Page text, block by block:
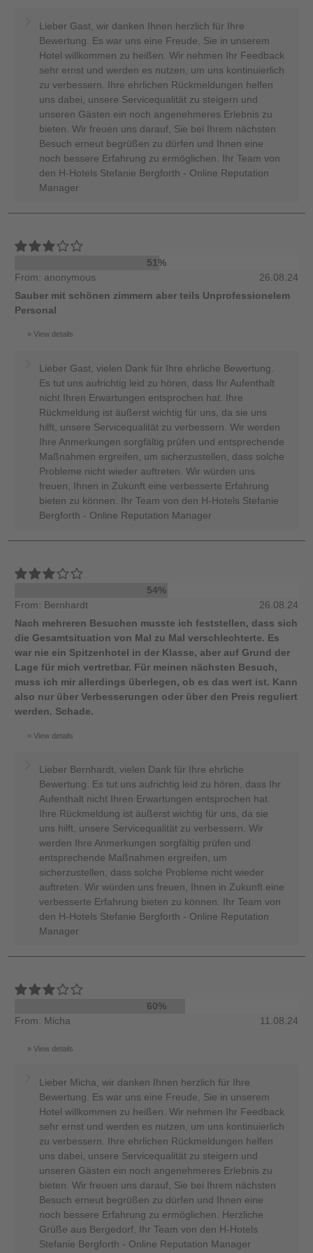
Lieber Gast, wir danken Ihnen herzlich für Ihre
Bewertung. Es war uns eine Freude, Sie in unserem
Hotel willkommen zu heißen. Wir nehmen Ihr Feedback
sehr ernst und werden es nutzen, um uns kontinuierlich
zu verbessern. Ihre ehrlichen Rückmeldungen helfen
uns dabei, unsere Servicequalität zu steigern und
unseren Gästen ein noch angenehmeres Erlebnis zu
bieten. Wir freuen uns darauf, Sie bei Ihrem nächsten
Besuch erneut begrüßen zu dürfen und Ihnen eine
noch bessere Erfahrung zu ermöglichen. Ihr Team von
den H-Hotels Stefanie Bergforth - Online Reputation
Manager
51%
From: anonymous
26.08.24
Sauber mit schönen zimmern aber teils Unprofessionelem
Personal
View details
Lieber Gast, vielen Dank für Ihre ehrliche Bewertung.
Es tut uns aufrichtig leid zu hören, dass Ihr Aufenthalt
nicht Ihren Erwartungen entsprochen hat. Ihre
Rückmeldung ist äußerst wichtig für uns, da sie uns
hilft, unsere Servicequalität zu verbessern. Wir werden
Ihre Anmerkungen sorgfältig prüfen und entsprechende
Maßnahmen ergreifen, um sicherzustellen, dass solche
Probleme nicht wieder auftreten. Wir würden uns
freuen, Ihnen in Zukunft eine verbesserte Erfahrung
bieten zu können. Ihr Team von den H-Hotels Stefanie
Bergforth - Online Reputation Manager
54%
From: Bernhardt
26.08.24
Nach mehreren Besuchen musste ich feststellen, dass sich
die Gesamtsituation von Mal zu Mal verschlechterte. Es
war nie ein Spitzenhotel in der Klasse, aber auf Grund der
Lage für mich vertretbar. Für meinen nächsten Besuch,
muss ich mir allerdings überlegen, ob es das wert ist. Kann
also nur über Verbesserungen oder über den Preis reguliert
werden. Schade.
View details
Lieber Bernhardt, vielen Dank für Ihre ehrliche
Bewertung. Es tut uns aufrichtig leid zu hören, dass Ihr
Aufenthalt nicht Ihren Erwartungen entsprochen hat.
Ihre Rückmeldung ist äußerst wichtig für uns, da sie
uns hilft, unsere Servicequalität zu verbessern. Wir
werden Ihre Anmerkungen sorgfältig prüfen und
entsprechende Maßnahmen ergreifen, um
sicherzustellen, dass solche Probleme nicht wieder
auftreten. Wir würden uns freuen, Ihnen in Zukunft eine
verbesserte Erfahrung bieten zu können. Ihr Team von
den H-Hotels Stefanie Bergforth - Online Reputation
Manager
60%
From: Micha
11.08.24
View details
Lieber Micha, wir danken Ihnen herzlich für Ihre
Bewertung. Es war uns eine Freude, Sie in unserem
Hotel willkommen zu heißen. Wir nehmen Ihr Feedback
sehr ernst und werden es nutzen, um uns kontinuierlich
zu verbessern. Ihre ehrlichen Rückmeldungen helfen
uns dabei, unsere Servicequalität zu steigern und
unseren Gästen ein noch angenehmeres Erlebnis zu
bieten. Wir freuen uns darauf, Sie bei Ihrem nächsten
Besuch erneut begrüßen zu dürfen und Ihnen eine
noch bessere Erfahrung zu ermöglichen. Herzliche
Grüße aus Bergedorf, Ihr Team von den H-Hotels
Stefanie Bergforth - Online Reputation Manager